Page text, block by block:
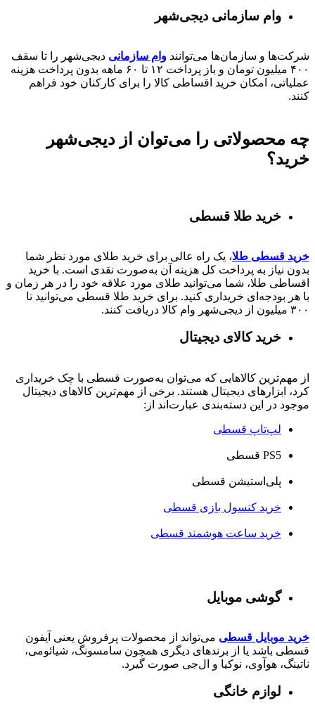
وام سازمانی دیجی‌شهر
شرکت‌ها و سازمان‌ها می‌توانند وام سازمانی دیجی‌شهر را تا سقف
۴۰۰ میلیون تومان و باز پرداخت ۱۲ تا ۶۰
ماهه بدون پرداخت هزینه
عملیاتی، امکان خرید اقساطی کالا را برای کارکنان خود فراهم
کنند.
چه محصولاتی را می‌توان از دیجی‌شهر
خرید؟
خرید طلا قسطی
خرید قسطی طلا، یک راه عالی برای خرید طلای مورد نظر شما
بدون نیاز به پرداخت کل هزینه آن به‌صورت نقدی است. با خرید
اقساطی طلا، شما می‌توانید طلای مورد علاقه خود را در هر زمان و
با هر بودجه‌ای خریداری کنید. برای خرید طلا قسطی می‌توانید تا
۳۰۰ میلیون از دیجی‌شهر وام کالا دریافت کنند.
خرید کالای دیجیتال
از مهم‌ترین کالاهایی که می‌توان به‌صورت قسطی با چک خریداری
کرد، ابزارهای دیجیتال هستند. برخی از مهم‌ترین کالاهای دیجیتال
موجود در این دسته‌بندی عبارت‌اند از:
لپ‌تاپ قسطی
PS5 قسطی
پلی‌استیشن قسطی
خرید کنسول بازی قسطی
خرید ساعت هوشمند قسطی
گوشی موبایل
خرید موبایل قسطی می‌تواند از محصولات پرفروش یعنی آیفون
قسطی باشد یا از برندهای دیگری همچون سامسونگ، شیائومی،
ناتینگ، هوآوی، نوکیا و ال‌جی صورت گیرد.
لوازم خانگی